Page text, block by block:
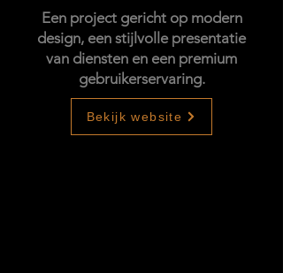
Een project gericht op modern
design, een stijlvolle presentatie
van diensten en een premium
gebruikerservaring.
Bekijk website